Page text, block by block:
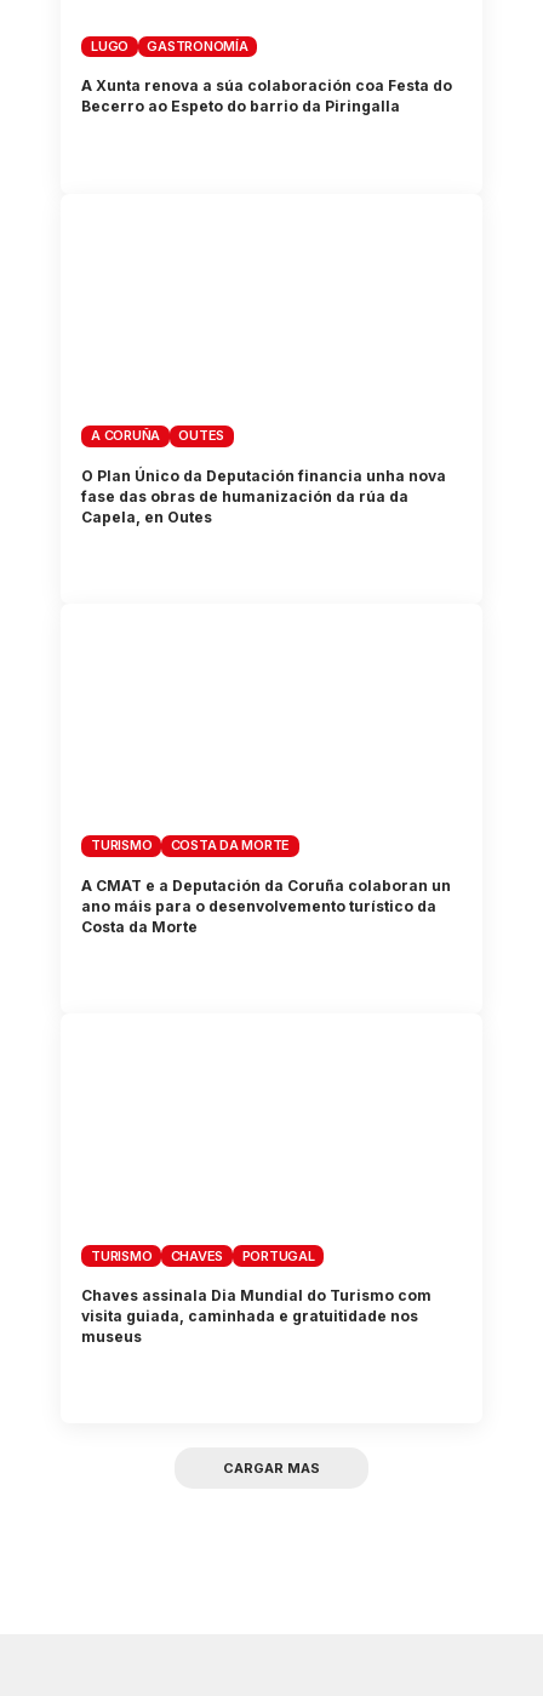
LUGO GASTRONOMÍA
A Xunta renova a súa colaboración coa Festa do
Becerro ao Espeto do barrio da Piringalla
A CORUÑA OUTES
O Plan Único da Deputación financia unha nova
fase das obras de humanización da rúa da
Capela, en Outes
TURISMO COSTA DA MORTE
A CMAT e a Deputación da Coruña colaboran un
ano máis para o desenvolvemento turístico da
Costa da Morte
TURISMO CHAVES PORTUGAL
Chaves assinala Dia Mundial do Turismo com
visita guiada, caminhada e gratuitidade nos
museus
CARGAR MAS